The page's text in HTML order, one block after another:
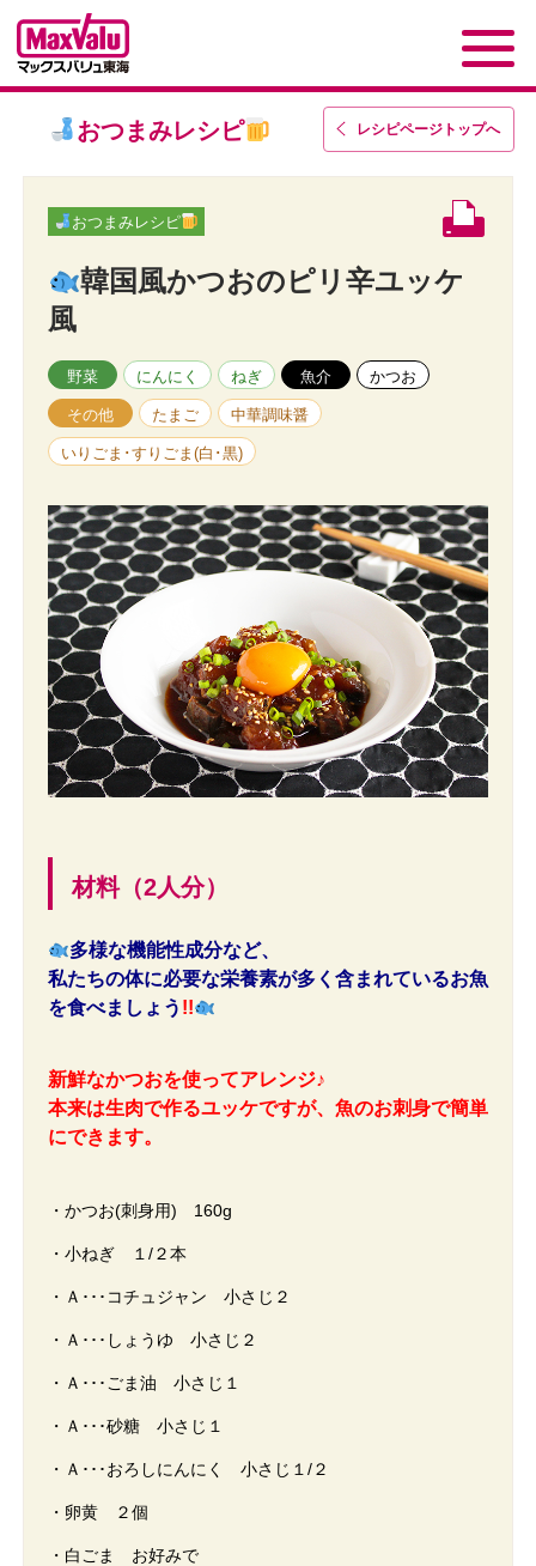
レシピページトップへ
おつまみレシピ
おつまみレシピ
韓国風かつおのピリ辛ユッケ
風
野菜 にんにく ねぎ 魚介 かつお
その他 たまご 中華調味醤
いりごま･すりごま(白･黒)
材料（2人分）
多様な機能性成分など、
私たちの体に必要な栄養素が多く含まれているお魚
を食べましょう !!
新鮮なかつおを使ってアレンジ♪
本来は生肉で作るユッケですが、 魚のお刺身で簡単
にできます。
・かつお(刺身用) 160g
・小ねぎ １/２本
・Ａ･･･コチュジャン 小さじ２
・Ａ･･･しょうゆ 小さじ２
・Ａ･･･ごま油 小さじ１
・Ａ･･･砂糖 小さじ１
・Ａ･･･おろしにんにく 小さじ１/２
・卵黄 ２個
・白ごま お好みで